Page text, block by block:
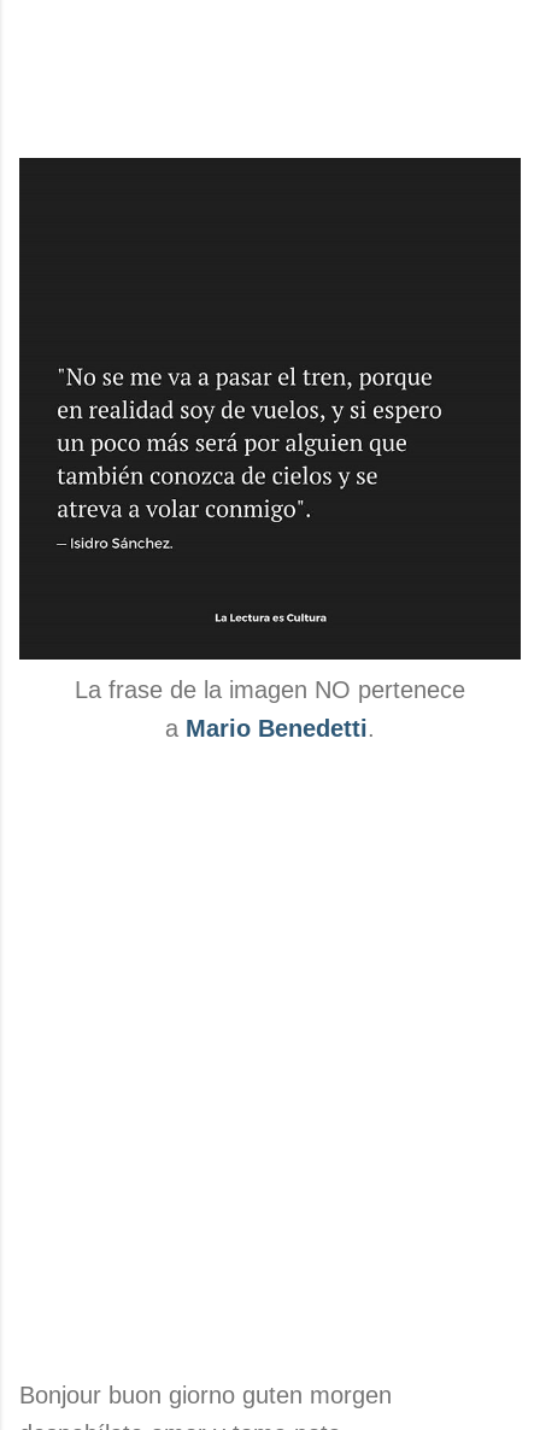
La frase de la imagen NO pertenece
a Mario Benedetti.
Bonjour buon giorno guten morgen